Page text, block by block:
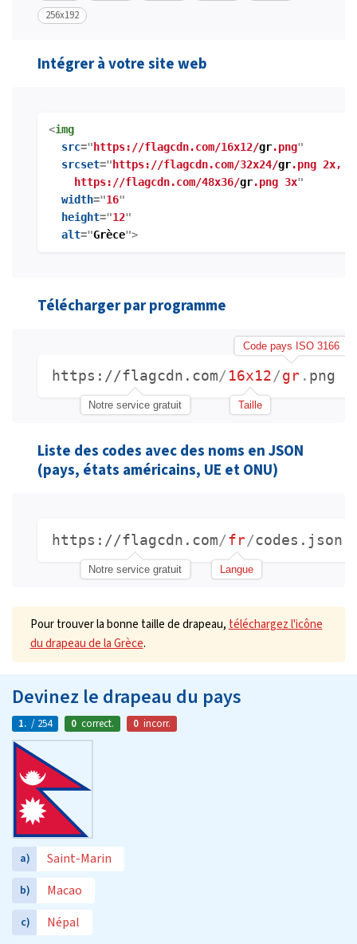
256x192
Intégrer à votre site web
<img
src=" https://flagcdn.com/16x12/gr.png"
srcset=" https://flagcdn.com/32x24/gr.png 2x,
https://flagcdn.com/48x36/gr.png 3x"
width="16"
height="12"
alt="Grèce">
Télécharger par programme
https://flagcdn.com
Notre service gratuit
/16x12
Taille
/gr
Code pays ISO 3166
. png
Liste des codes avec des noms en JSON
(pays, états américains, UE et ONU)
https://flagcdn.com
Notre service gratuit
/fr
Langue
/codes.json
Pour trouver la bonne taille de drapeau, téléchargez l'icône
du drapeau de la Grèce.
Devinez le drapeau du pays
1. / 254 0 correct. 0 incorr.
a) Saint-Marin
b) Macao
c) Népal